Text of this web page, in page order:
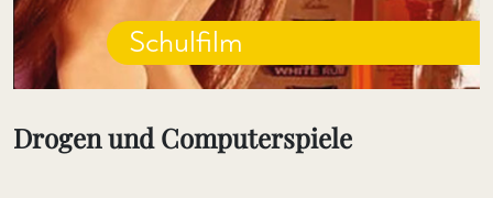
Schulfilm
Drogen und Computerspiele